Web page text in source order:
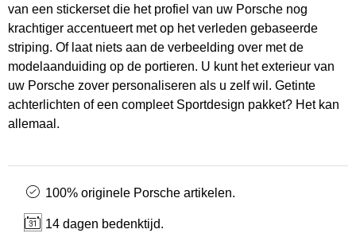
van een stickerset die het profiel van uw Porsche nog
krachtiger accentueert met op het verleden gebaseerde
striping. Of laat niets aan de verbeelding over met de
modelaanduiding op de portieren. U kunt het exterieur van
uw Porsche zover personaliseren als u zelf wil. Getinte
achterlichten of een compleet Sportdesign pakket? Het kan
allemaal.
100% originele Porsche artikelen.
14 dagen bedenktijd.